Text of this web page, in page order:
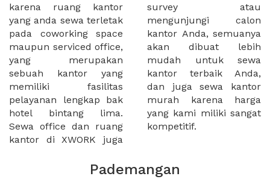
karena ruang kantor
yang anda sewa terletak
pada coworking space
maupun serviced office,
yang merupakan
sebuah kantor yang
memiliki fasilitas
pelayanan lengkap bak
hotel bintang lima.
Sewa office dan ruang
kantor di XWORK juga
survey atau
mengunjungi calon
kantor Anda, semuanya
akan dibuat lebih
mudah untuk sewa
kantor terbaik Anda,
dan juga sewa kantor
murah karena harga
yang kami miliki sangat
kompetitif.
Pademangan